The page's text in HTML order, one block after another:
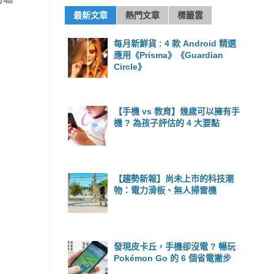
最新文章 熱門文章 標籤雲
每月新鮮貨 : 4 款 Android 精選
應用《Prisma》《Guardian
Circle》
【手機 vs 教育】幾歲可以擁有手
機 ? 為孩子評估的 4 大要點
【趨勢新報】尚未上市的科技潮
物：電力滑板、無人掃雷機
發現皮卡丘，手機卻沒電 ? 暢玩
Pokémon Go 的 6 個省電撇步